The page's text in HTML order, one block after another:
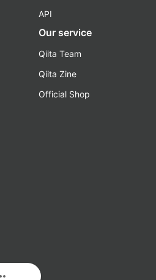
API
Our service
Qiita Team
Qiita Zine
Official Shop